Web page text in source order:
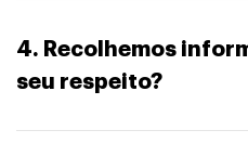
4. Recolhemos
seu respeito?